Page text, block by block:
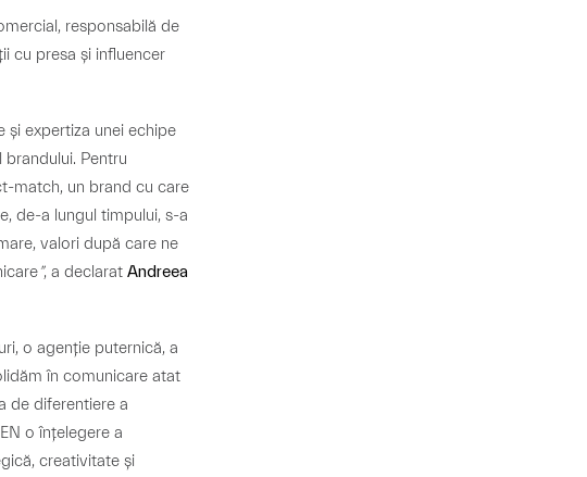
responsabilă de
cu presa și influencer
și expertiza unei echipe
Pentru
match, un brand cu care
de-a lungul timpului, s-a
valori după care ne
”, a declarat Andreea
o agenție puternică, a
în comunicare atat
de diferentiere a
o înțelegere a
creativitate și